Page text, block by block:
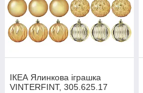
ІКЕА Ялинкова іграшка
VINTERFINT, 305.625.17